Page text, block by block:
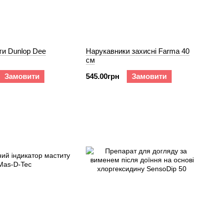
Dunlop Dee
Замовити
Нарукавники захисні Farma 40
см
545.00грн
Замовити